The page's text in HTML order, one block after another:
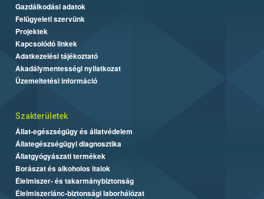
Gazdálkodási adatok
Felügyeleti szervünk
Projektek
Kapcsolódó linkek
Adatkezelési tájékoztató
Akadálymentességi nyilatkozat
Üzemeltetési információ
Szakterületek
Állat-egészségügy és állatvédelem
Állategészségügyi diagnosztika
Állatgyógyászati termékek
Borászat és alkoholos italok
Élelmiszer- és takarmánybiztonság
Élelmiszerlánc-biztonsági laborhálózat